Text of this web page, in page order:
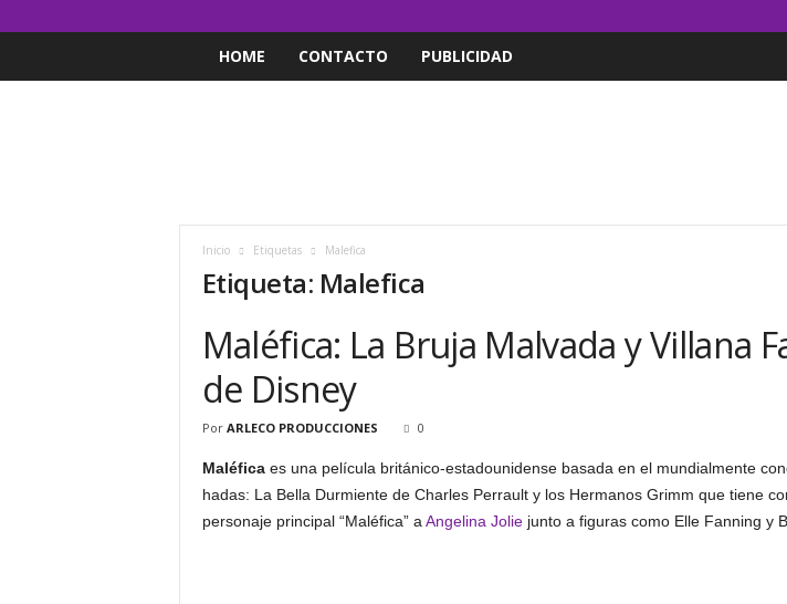
HOME CONTACTO PUBLICIDAD
Inicio Etiquetas Malefica
Etiqueta: Malefica
Maléfica: La Bruja Malvada y Villana
de Disney
Por ARLECO PRODUCCIONES 0
Maléfica es una película británico-estadounidense basada en el mundialmente
hadas: La Bella Durmiente de Charles Perrault y los Hermanos Grimm que tiene
personaje principal “Maléfica” a Angelina Joliejunto a figuras como Elle Fanning y